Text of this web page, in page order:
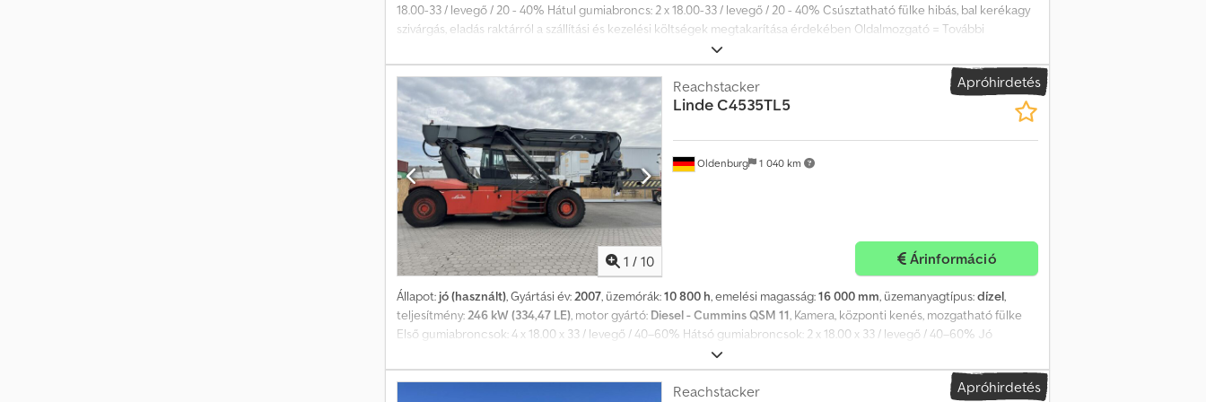
18.00-33 / levegő / 20 - 40% Hátul gumiabroncs: 2 x 18.00-33 / levegő / 20 - 40% Csúsztatható fülke hibás, bal kerékagy
szivárgás, eladás raktárról a szállítási és kezelési költségek megtakarítása érdekében Oldalmozgató = További
információk = Emelési kapacitás: 45 000 kg Általános állapot: átlagos Műszaki állapot: átlagos Djdpfsxw Nmfjx Apqekr
Optikai állapot: átlagos Első abroncsok állapota: 20 - 40% Hátsó abroncsok állapota: 20 - 40% Első abroncsok: 18.00-33
Hátsó abroncsok: 18.00-33 További információért kérjük, vegye fel a kapcsolatot Marco Levermann-nal.
Apróhirdetés
1 / 10
Oldenburg 1 040 km
Reachstacker
LindeC4535TL5
Árinformáció
Állapot: jó (használt), Gyártási év: 2007, üzemórák:10 800 h, emelési magasság:16 000 mm, üzemanyagtípus:dízel,
teljesítmény: 246 kW (334,47 LE) , motor gyártó: Diesel - Cummins QSM 11 , Kamera, központi kenés, mozgatható fülke
Első gumiabroncsok: 4 x 18.00 x 33 / levegő / 40–60% Hátsó gumiabroncsok: 2 x 18.00 x 33 / levegő / 40–60% Jó
állapotban működik és üzemel Oldalirányú eltolás, hátsó munkalámpa, első munkalámpa, fűtés, teljes fülke = További
információk = Sebességváltó Fokozatok száma: 27 Súlyok Önsúly: 79 780 kg Funkcionális Emelési kapacitás: 45 000 kg
Beépítési magasság: 521 cm Állapot Műszaki állapot: jó Optikai állapot: jó További információk Első gumiabroncsok
Apróhirdetés
Reachstacker